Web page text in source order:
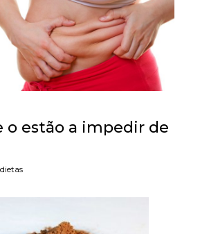
o estão a impedir de